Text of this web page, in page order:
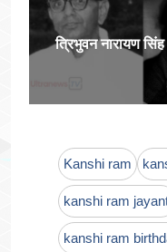
त्रिभुवन नारायण
Kanshi ram
kanshi ram
kanshi ram